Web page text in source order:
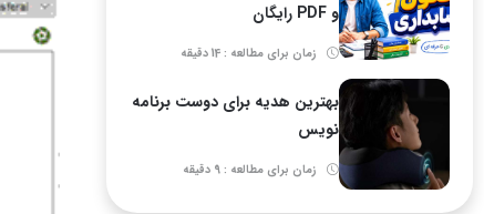
و PDF رایگان
زمان برای مطالعه : 14 دقیقه
بهترین هدیه برای دوست برنامه
نویس
زمان برای مطالعه : 9 دقیقه